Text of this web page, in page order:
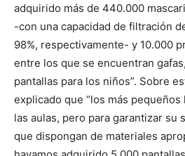
adquirido más de 440.000
-con una capacidad de filtración
98%, respectivamente- y 10.000
entre los que se encuentran
pantallas para los niños”. Sobre
explicado que “los más
las aulas, pero para garantizar su
que dispongan de materiales